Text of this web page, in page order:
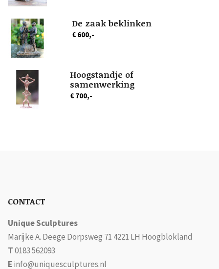
De zaak beklinken
€ 600,-
Hoogstandje of
samenwerking
€ 700,-
CONTACT
Unique Sculptures
Marijke A. Deege Dorpsweg 71 4221 LH Hoogblokland
T0183 562093
E info@uniquesculptures.nl